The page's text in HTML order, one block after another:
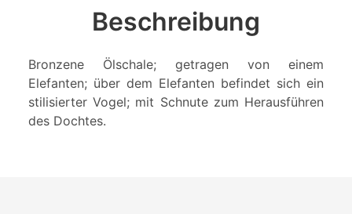
Beschreibung
Bronzene Ölschale; getragen von einem
Elefanten; über dem Elefanten befindet sich ein
stilisierter Vogel; mit Schnute zum Herausführen
des Dochtes.